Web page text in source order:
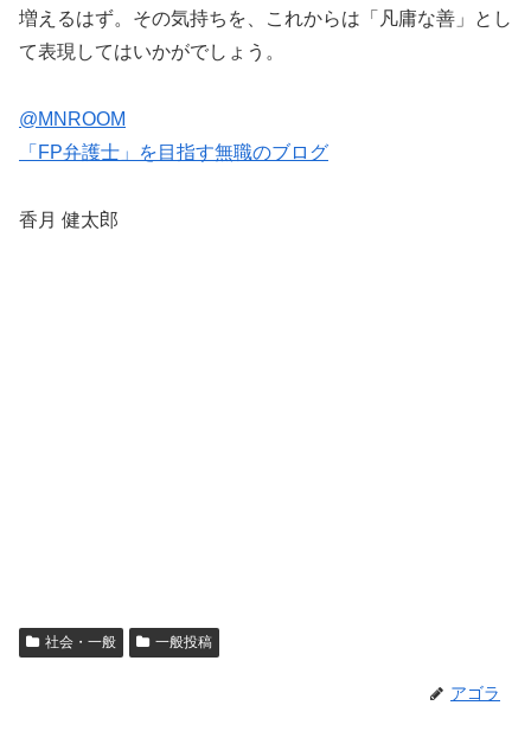
増えるはず。その気持ちを、これからは「凡庸な善」とし
て表現してはいかがでしょう。
@MNROOM
「FP弁護士」を目指す無職のブログ
香月 健太郎
社会・一般 一般投稿
アゴラ